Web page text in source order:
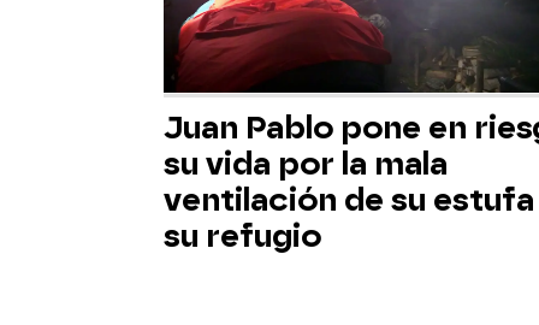
Juan Pablo pone en
su vida por la mala
ventilación de su estufa
su refugio